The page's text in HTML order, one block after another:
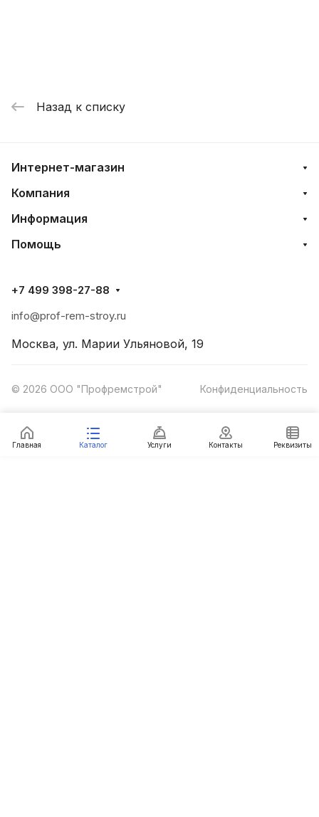
Назад к списку
Главная Каталог Услуги Контакты Реквизиты
Интернет-магазин
Компания
Информация
Помощь
+7 499 398-27-88
info@prof-rem-stroy.ru
Москва, ул. Марии Ульяновой, 19
© 2026 ООО "Профремстрой" Конфиденциальность